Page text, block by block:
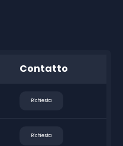
Contatto
Richiesta
Richiesta